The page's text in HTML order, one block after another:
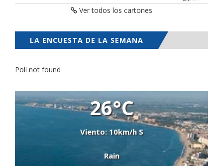
Ver todos los cartones
LA ENCUESTA DE LA SEMANA
Poll not found
26°C
Viento: 10km/h S
Rain